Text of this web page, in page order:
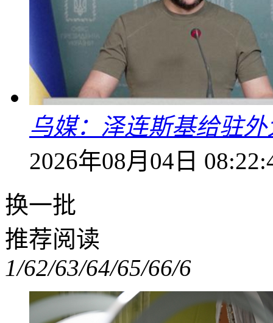
乌媒：泽连斯基给驻
2026年08月04日
换一批
推荐阅读
1/62/63/64/65/66/6